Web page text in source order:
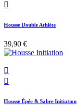

Housse Double Athlète
39,90 €


Housse Épée & Sabre Initiation